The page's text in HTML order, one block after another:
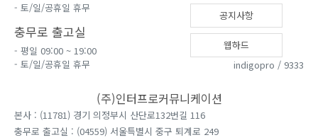
- 토/일/공휴일 휴무
충무로 출고실
- 평일 09:00 ~ 19:00
- 토/일/공휴일 휴무
공지사항
웹하드
indigopro / 9333
(주)인터프로커뮤니케이션
본사 : (11781) 경기 의정부시 산단로132번길 116
충무로 출고실 : (04559) 서울특별시 중구 퇴계로 249